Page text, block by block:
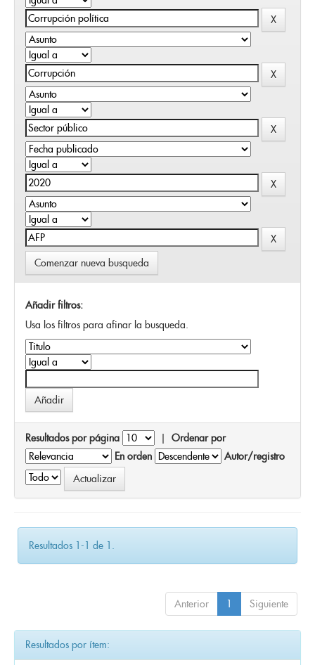
Comenzar nueva busqueda
Añadir filtros:
Usa los filtros para afinar la busqueda.
Resultados por página | Ordenar por
En orden
Autor/registro
Resultados 1-1 de 1.
Anterior 1 Siguiente
Resultados por ítem: